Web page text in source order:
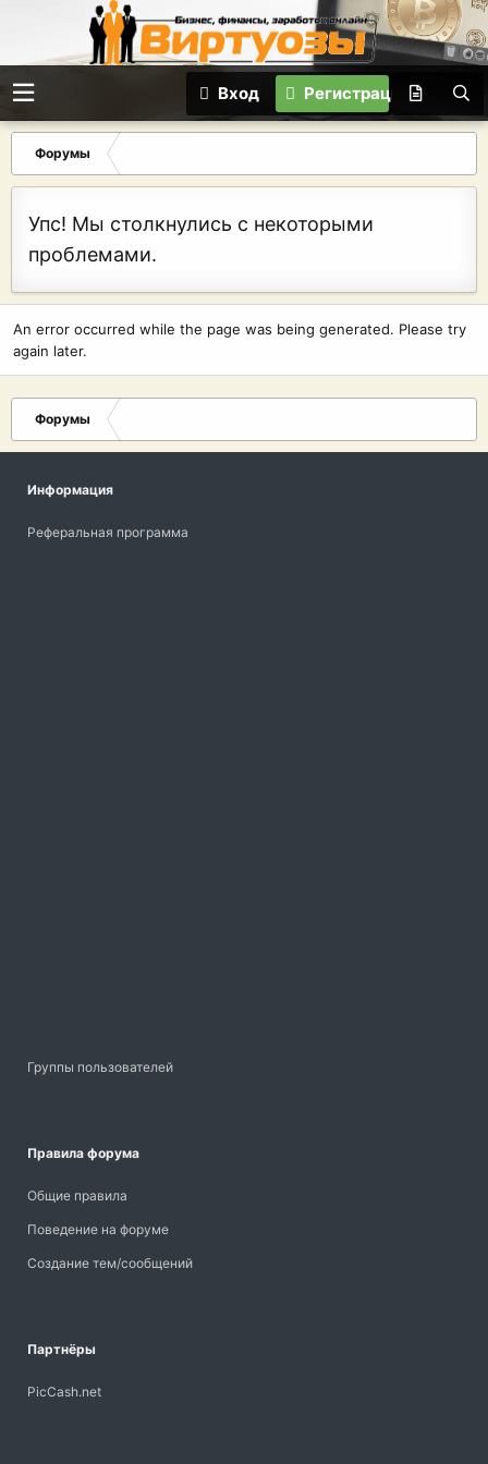
Вход Регистрация
Форумы
Упс! Мы столкнулись с некоторыми
проблемами.
An error occurred while the page was being generated. Please try
again later.
Форумы
Информация
Реферальная программа
Группы пользователей
Правила форума
Общие правила
Поведение на форуме
Создание тем/сообщений
Партнёры
PicCash.net